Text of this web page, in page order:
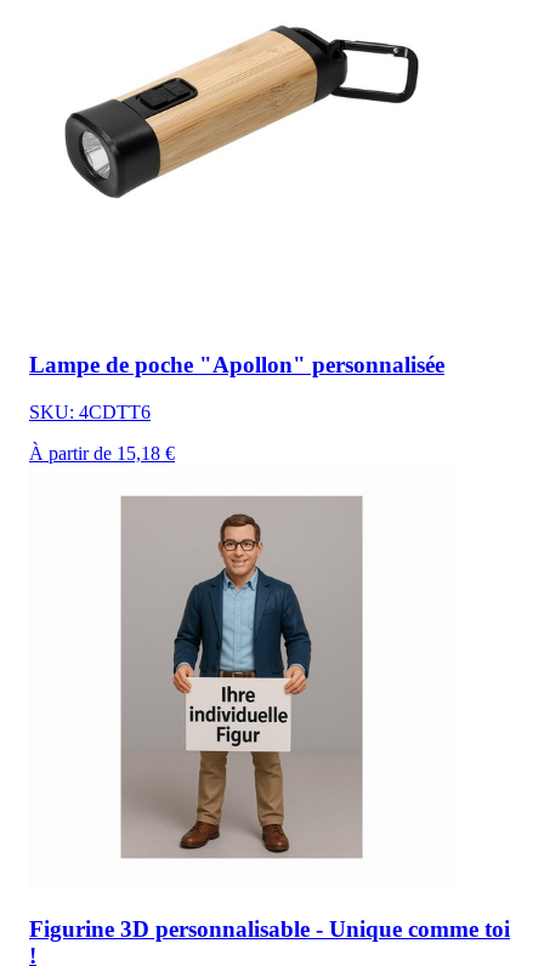
Lampe de poche "Apollon" personnalisée
SKU: 4CDTT6
À partir de 15,18 €
Figurine 3D personnalisable - Unique comme toi
!